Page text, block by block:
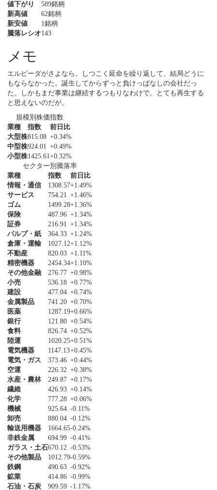
値下がり
589銘柄
新高値
62銘柄
新安値
1銘柄
騰落レシオ143
メモ
エルピーダがさよなら。しつこく延命を繰り返して、結局どうに
もならなかった。誕生してからずっと負けっぱなしの会社だっ
た。しかもまだ事業は継続するつもりなわけで。とても再生する
と思えないのだが。
規模別株価指数
業種
指数
前日比
大型株815.08 +0.34%
中型株924.01 +0.49%
小型株1425.61+0.32%
セクター別騰落率
業種
指数
前日比
情報・通信
1308.57+1.49%
サービス
754.21 +1.46%
ゴム
1499.28+1.36%
保険
487.96 +1.34%
証券
216.91 +1.34%
パルプ・紙
364.33 +1.24%
倉庫・運輸
1027.12+1.12%
不動産
820.03 +1.11%
精密機器
2454.34+1.10%
その他金融
276.77 +0.98%
小売
536.18 +0.77%
建設
477.04 +0.74%
金属製品
741.20 +0.70%
医薬
1287.19+0.66%
銀行
121.80 +0.54%
食料
826.74 +0.52%
陸運
1020.25+0.51%
電気機器
1147.13+0.45%
電気・ガス
373.46 +0.44%
空運
226.32 +0.38%
水産・農林
249.87 +0.17%
繊維
426.93 +0.14%
化学
777.28 +0.06%
機械
925.64 -0.11%
卸売
880.04 -0.12%
輸送用機器
1664.65-0.24%
非鉄金属
694.99 -0.41%
ガラス・土石670.12 -0.53%
その他製品
1012.79-0.59%
鉄鋼
490.63 -0.92%
鉱業
414.86 -0.99%
石油・石炭
909.59 -1.17%